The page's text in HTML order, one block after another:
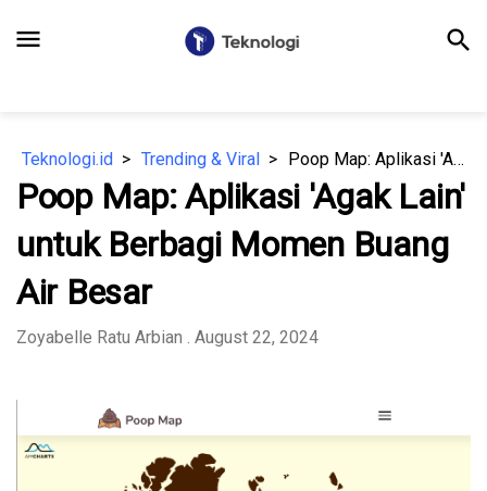
menu search
Teknologi.id Trending & Viral Poop Map: Aplikasi 'Agak Lain' untuk Berbagi Momen Buang Air Besar
Poop Map: Aplikasi 'Agak Lain'
untuk Berbagi Momen Buang
Air Besar
Zoyabelle Ratu Arbian . August 22, 2024